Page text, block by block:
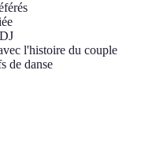
l'histoire du couple
de danse